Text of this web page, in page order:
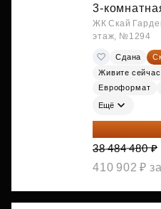
3-
ЖК Скай
этаж, №1294
Сдана
Живите
Евроформат
Ещё
31 557 274
38 484 480 ₽
410 902 ₽